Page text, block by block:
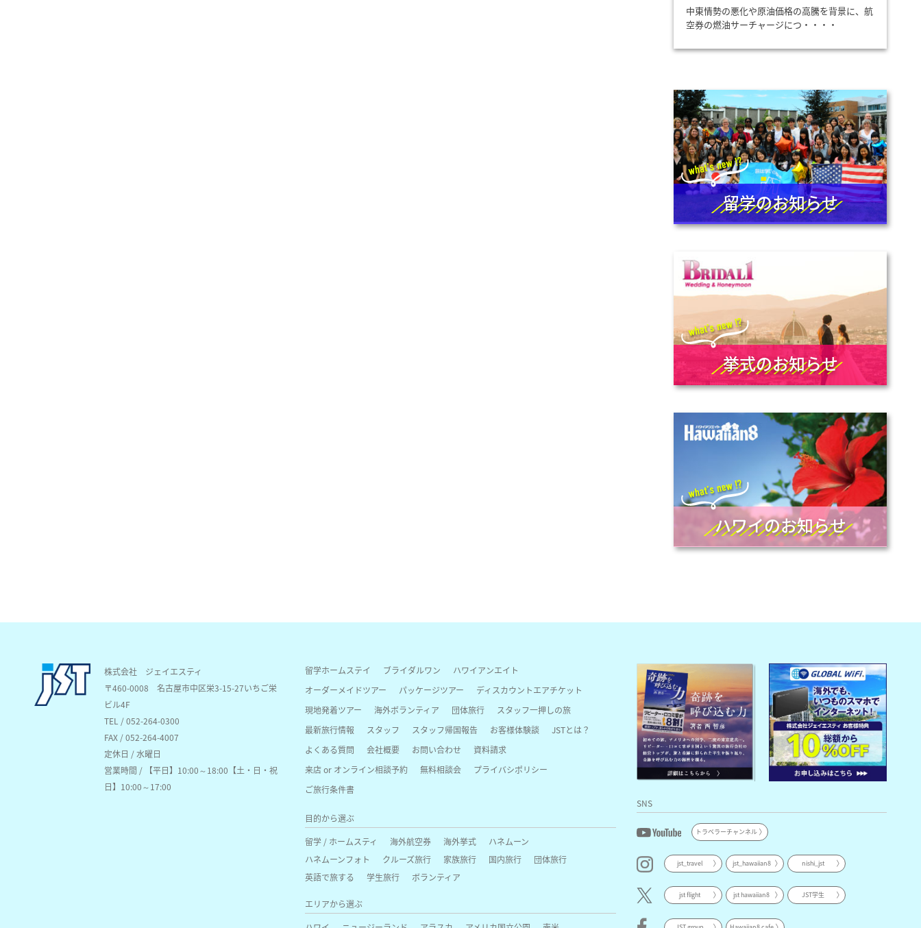
中東情勢の悪化や原油価格の高騰を背景に、航
空券の燃油サーチャージにつ・・・・
留学のお知らせ
挙式のお知らせ
ハワイのお知らせ
株式会社 ジェイエスティ
〒460-0008名古屋市中区栄3-15-27いちご栄
ビル4F
TEL / 052-264-0300
FAX / 052-264-4007
定休日 / 水曜日
営業時間 / 【平日】10:00～18:00【土・日・祝
日】10:00～17:00
留学ホームステイ ブライダルワン
ハワイアンエイト
オーダーメイドツアー
パッケージツアー
ディスカウントエアチケット
現地発着ツアー
海外ボランティア 団体旅行
スタッフ一押しの旅
最新旅行情報
スタッフ スタッフ帰国報告 お客様体験談
JSTとは？
よくある質問
会社概要 お問い合わせ
資料請求
来店 or オンライン相談予約
無料相談会
プライバシポリシー
ご旅行条件書
目的から選ぶ
留学 / ホームスティ
海外航空券 海外挙式
ハネムーン
ハネムーンフォト
クルーズ旅行 家族旅行 国内旅行
団体旅行
英語で旅する
学生旅行 ボランティア
エリアから選ぶ
SNS
トラベラーチャンネル
jst_travel jst_hawaiian8 nishi_jst
jst flight jst hawaiian8 JST学生